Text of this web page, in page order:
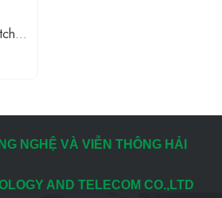
3
NGHỆ VÀ VIỄN THÔNG HẢI
AND TELECOM CO.,LTD